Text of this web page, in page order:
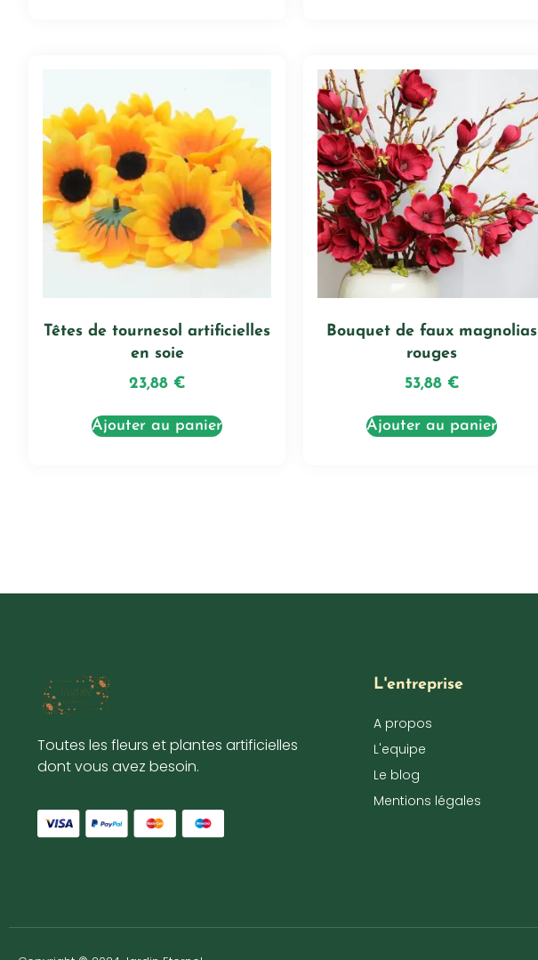
Têtes de tournesol artificielles
en soie
23,88 €
Ajouter au panier
Bouquet de faux magnolias
rouges
53,88 €
Ajouter au panier
Toutes les fleurs et plantes artificielles
dont vous avez besoin.
L'entreprise
A propos
L'equipe
Le blog
Mentions légales